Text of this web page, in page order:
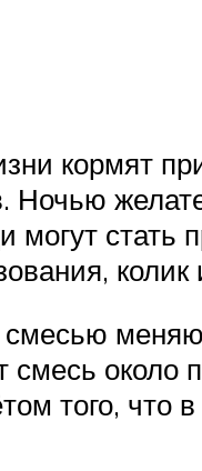
кормят
стать
смесью
того, что